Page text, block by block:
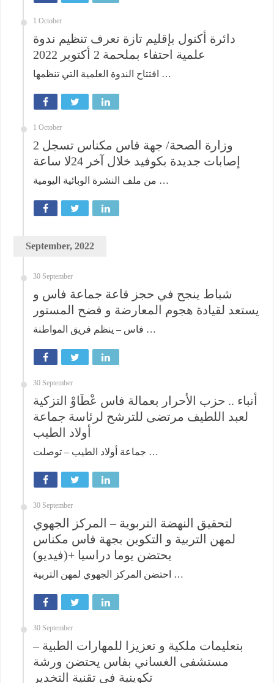
1 October
دائرة أكنول بإقليم تازة تعرف تنظيم ندوة
علمية احتفاء بملحمة 2 أكتوبر 2022
افتتاح الندوة العلمية التي تنظمها …
1 October
وزارة الصحة/ جهة فاس مكناس تسجل 2
إصابات جديدة بكوفيد خلال آخر 24لا ساعة
من ملف النشرة الوبائية اليومية …
September, 2022
30 September
شباط ينجح في حجز قاعة جماعة فاس و
يستعد لقيادة هجوم المعارضة و فضح المستور
فاس – ينظم فريق المواطنة …
30 September
أنباء .. حزب الأحرار بعمالة فاس عْطَاوْ التزكية
لعبد اللطيف مرتضى للترشح لرئاسة جماعة
أولاد الطيب
جماعة أولاد الطيب – توصلت …
30 September
لتحقيق النهضة التربوية – المركز الجهوي
لمهن التربية و التكوين بجهة فاس مكناس
يحتضن يوما دراسيا +(فيديو)
احتضن المركز الجهوي لمهن التربية …
30 September
بتعليمات ملكية و تعزيزا للمهارات الطبية –
مستشفى الغساني بفاس يحتضن ورشة
تكوينية في تقنية التخدير